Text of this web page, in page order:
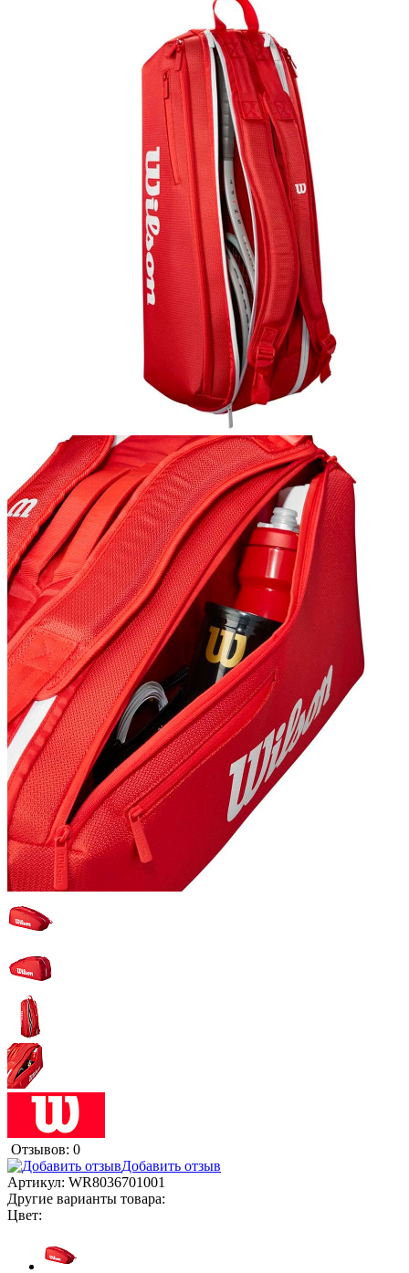
Отзывов: 0
Добавить отзыв
Артикул: WR8036701001
Другие варианты товара:
Цвет: